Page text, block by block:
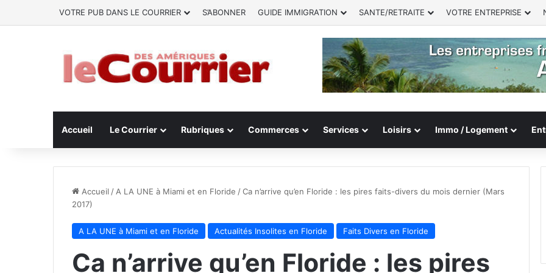
VOTRE PUB DANS LE COURRIER S’ABONNER GUIDE IMMIGRATION SANTE/RETRAITE VOTRE ENTREPRISE
Accueil Le Courrier Rubriques Commerces Services Loisirs Immo / Logement
Accueil / A LA UNE à Miami et en Floride /Ca n’arrive qu’en Floride : les pires faits-divers du mois dernier (Mars
2017)
A LA UNE à Miami et en Floride Actualités Insolites en Floride Faits Divers en Floride
Ca n’arrive qu’en Floride : les pires